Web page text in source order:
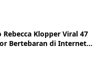
Klopper Viral 47
Bertebaran di Internet,